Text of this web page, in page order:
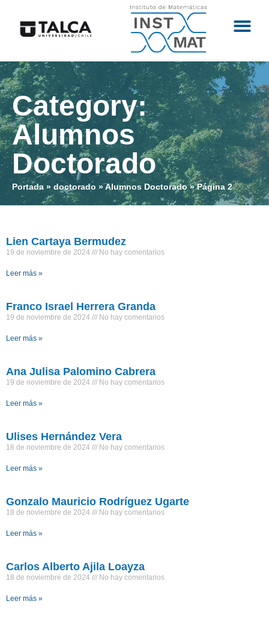
Category:
Alumnos
Doctorado
Portada » doctorado »Alumnos Doctorado»Página 2
Lien Cartaya Bermudez
19 de noviembre de 2024 No hay comentarios
Leer más »
Franco Israel Herrera Granda
19 de noviembre de 2024 No hay comentarios
Leer más »
Ana Julisa Palomino Cabrera
19 de noviembre de 2024 No hay comentarios
Leer más »
Ulises Hernández Vera
18 de noviembre de 2024 No hay comentarios
Leer más »
Gonzalo Mauricio Rodríguez Ugarte
18 de noviembre de 2024 No hay comentarios
Leer más »
Carlos Alberto Ajila Loayza
18 de noviembre de 2024 No hay comentarios
Leer más »